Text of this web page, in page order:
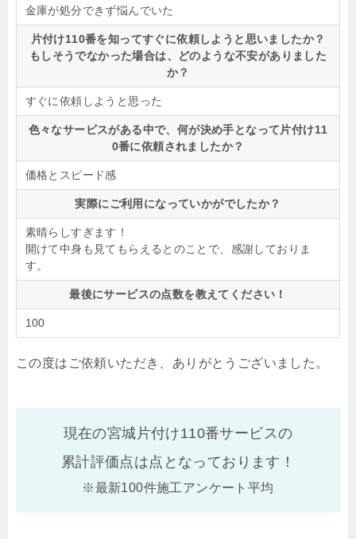
金庫が処分できず悩んでいた
片付け110番を知ってすぐに依頼しようと思いましたか？
もしそうでなかった場合は、どのような不安がありました
か？
すぐに依頼しようと思った
色々なサービスがある中で、何が決め手となって片付け11
0番に依頼されましたか？
価格とスピード感
実際にご利用になっていかがでしたか？
素晴らしすぎます！
開けて中身も見てもらえるとのことで、感謝しておりま
す。
最後にサービスの点数を教えてください！
100
この度はご依頼いただき、ありがとうございました。
現在の宮城片付け110番サービスの
累計評価点は点となっております！
※最新100件施工アンケート平均